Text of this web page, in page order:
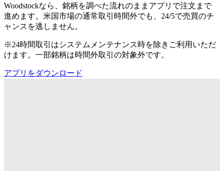
Woodstockなら、銘柄を調べた流れのままアプリで注文まで
進めます。米国市場の通常取引時間外でも、24/5で売買のチ
ャンスを逃しません。
※24時間取引はシステムメンテナンス時を除きご利用いただ
けます。一部銘柄は時間外取引の対象外です。
アプリをダウンロード